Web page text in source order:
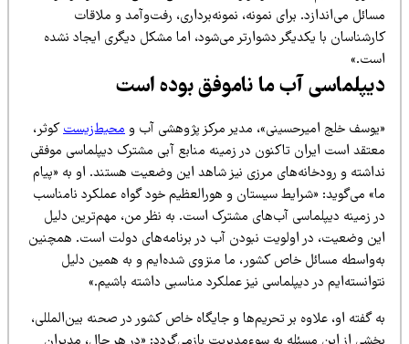
می‌اندازد. برای نمونه، نمونه‌برداری، رفت‌وآمد و ملاقات
با یکدیگر دشوارتر می‌شود، اما مشکل دیگری ایجاد نشده
آب ما ناموفق بوده است
خلج امیرحسینی»، مدیر مرکز پژوهشی آب و محیط‌زیستکوثر،
است ایران تاکنون در زمینه منابع آبی مشترک دیپلماسی موفقی
و رودخانه‌های مرزی نیز شاهد این وضعیت هستند. او به «پیام
می‌گوید: «شرایط سیستان و هورالعظیم خود گواه عملکرد نامناسب
زمینه دیپلماسی آب‌های مشترک است. به نظر من، مهم‌ترین دلیل
وضعیت، در اولویت نبودن آب در برنامه‌های دولت است. همچنین
مسائل خاص کشور، ما منزوی شده‌ایم و به همین دلیل
در دیپلماسی نیز عملکرد مناسبی داشته باشیم.»
گفته او، علاوه بر تحریم‌ها و جایگاه خاص کشور در صحنه بین‌المللی،